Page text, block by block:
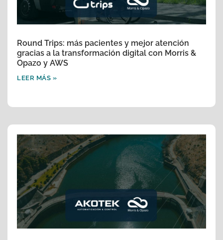
Round Trips: más pacientes y mejor atención
gracias a la transformación digital con Morris &
Opazo y AWS
LEER MÁS »